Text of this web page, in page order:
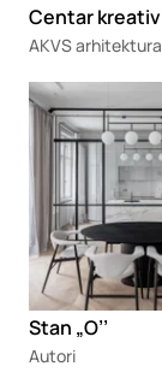
AKVS arhitektura
Loading
Stan „O’’
Autori